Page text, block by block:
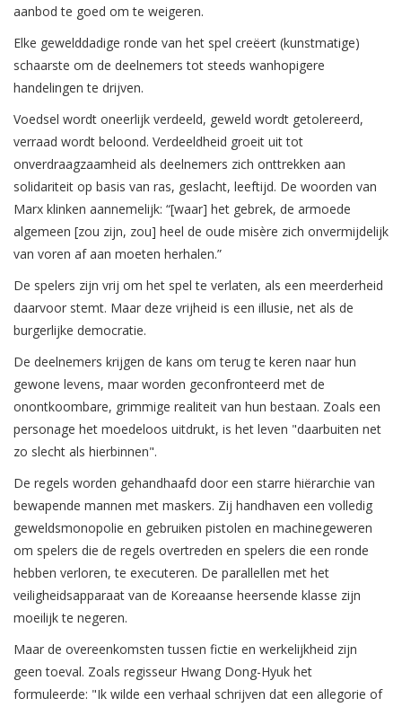
aanbod te goed om te weigeren.
Elke gewelddadige ronde van het spel creëert (kunstmatige)
schaarste om de deelnemers tot steeds wanhopigere
handelingen te drijven.
Voedsel wordt oneerlijk verdeeld, geweld wordt getolereerd,
verraad wordt beloond. Verdeeldheid groeit uit tot
onverdraagzaamheid als deelnemers zich onttrekken aan
solidariteit op basis van ras, geslacht, leeftijd. De woorden van
Marx klinken aannemelijk: “[waar] het gebrek, de armoede
algemeen [zou zijn, zou] heel de oude misère zich onvermijdelijk
van voren af aan moeten herhalen.”
De spelers zijn vrij om het spel te verlaten, als een meerderheid
daarvoor stemt. Maar deze vrijheid is een illusie, net als de
burgerlijke democratie.
De deelnemers krijgen de kans om terug te keren naar hun
gewone levens, maar worden geconfronteerd met de
onontkoombare, grimmige realiteit van hun bestaan. Zoals een
personage het moedeloos uitdrukt, is het leven "daarbuiten net
zo slecht als hierbinnen".
De regels worden gehandhaafd door een starre hiërarchie van
bewapende mannen met maskers. Zij handhaven een volledig
geweldsmonopolie en gebruiken pistolen en machinegeweren
om spelers die de regels overtreden en spelers die een ronde
hebben verloren, te executeren. De parallellen met het
veiligheidsapparaat van de Koreaanse heersende klasse zijn
moeilijk te negeren.
Maar de overeenkomsten tussen fictie en werkelijkheid zijn
geen toeval. Zoals regisseur Hwang Dong-Hyuk het
formuleerde: "Ik wilde een verhaal schrijven dat een allegorie of